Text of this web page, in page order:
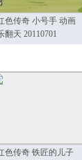
色传奇 小号手 动画
翻天 20110701
色传奇 铁匠的儿子